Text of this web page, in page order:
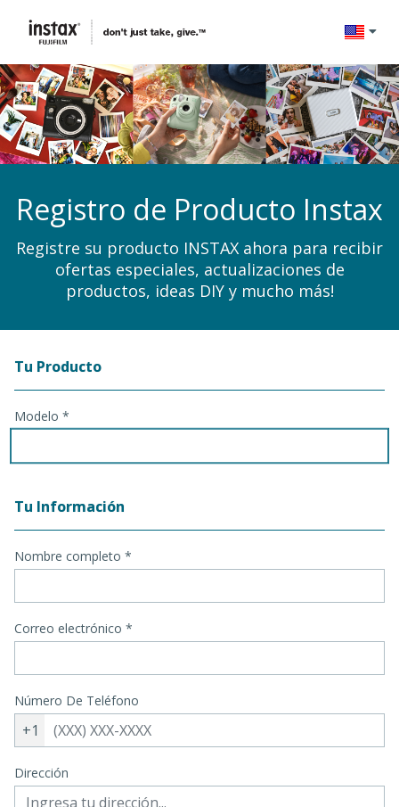
Change
Registro de Producto Instax
Registre su producto INSTAX ahora para recibir
ofertas especiales, actualizaciones de
productos, ideas DIY y mucho más!
Registration Form
Tu Producto
Modelo *
Tu Información
Nombre completo *
Correo electrónico *
Número De Teléfono
+1
Dirección